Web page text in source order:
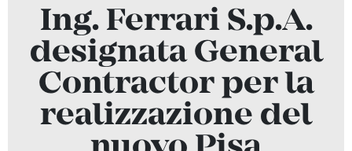
Ing. Ferrari S.p.A.
designata General
Contractor per la
realizzazione del